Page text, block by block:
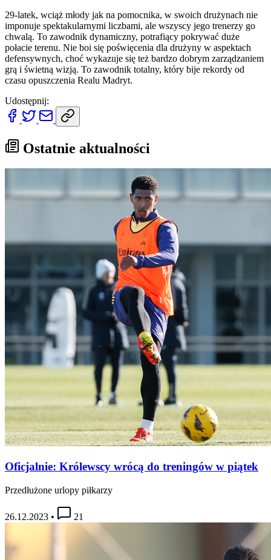
29-latek, wciąż młody jak na pomocnika, w swoich drużynach nie
imponuje spektakularnymi liczbami, ale wszyscy jego trenerzy go
chwalą. To zawodnik dynamiczny, potrafiący pokrywać duże
połacie terenu. Nie boi się poświęcenia dla drużyny w aspektach
defensywnych, choć wykazuje się też bardzo dobrym zarządzaniem
grą i świetną wizją. To zawodnik totalny, który bije rekordy od
czasu opuszczenia Realu Madryt.
Udostępnij:
Ostatnie aktualności
Oficjalnie: Królewscy wrócą do treningów w piątek
Przedłużone urlopy piłkarzy
26.12.2023 • 21